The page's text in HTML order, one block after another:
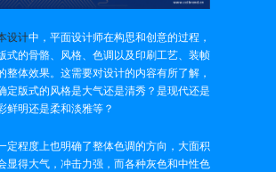
设计中，平面设计师在构思和创意的过程，
式的骨骼、风格、色调以及印刷工艺、装帧
整体效果。这需要对设计的内容有所了解，
定版式的风格是大气还是清秀？是现代还是
鲜明还是柔和淡雅等？
定程度上也明确了整体色调的方向，大面积
显得大气，冲击力强，而各种灰色和中性色